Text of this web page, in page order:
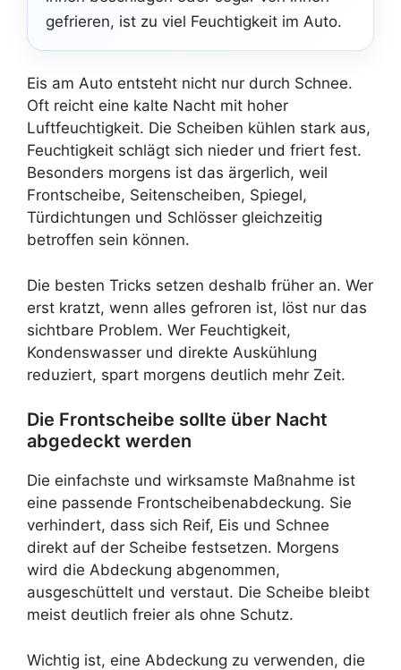
gefrieren, ist zu viel Feuchtigkeit im Auto.
Eis am Auto entsteht nicht nur durch Schnee.
Oft reicht eine kalte Nacht mit hoher
Luftfeuchtigkeit. Die Scheiben kühlen stark aus,
Feuchtigkeit schlägt sich nieder und friert fest.
Besonders morgens ist das ärgerlich, weil
Frontscheibe, Seitenscheiben, Spiegel,
Türdichtungen und Schlösser gleichzeitig
betroffen sein können.
Die besten Tricks setzen deshalb früher an. Wer
erst kratzt, wenn alles gefroren ist, löst nur das
sichtbare Problem. Wer Feuchtigkeit,
Kondenswasser und direkte Auskühlung
reduziert, spart morgens deutlich mehr Zeit.
Die Frontscheibe sollte über Nacht
abgedeckt werden
Die einfachste und wirksamste Maßnahme ist
eine passende Frontscheibenabdeckung. Sie
verhindert, dass sich Reif, Eis und Schnee
direkt auf der Scheibe festsetzen. Morgens
wird die Abdeckung abgenommen,
ausgeschüttelt und verstaut. Die Scheibe bleibt
meist deutlich freier als ohne Schutz.
Wichtig ist, eine Abdeckung zu verwenden, die